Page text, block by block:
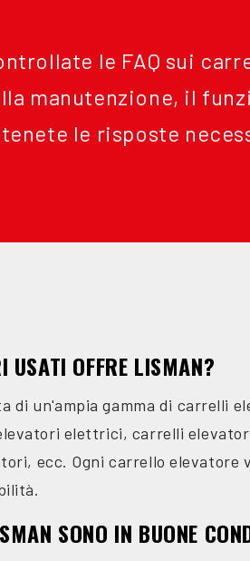
le FAQ sui
manutenzione, il
le risposte
USATI OFFRE LISMAN?
di un'ampia gamma di carrelli
elettrici, carrelli
ecc. Ogni carrello elevatore
SONO IN BUONE